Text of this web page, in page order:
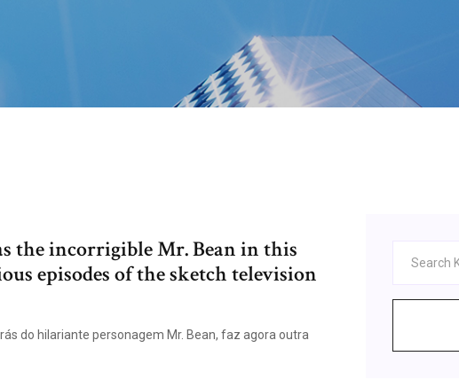
the incorrigible Mr. Bean in this
episodes of the sketch television
do hilariante personagem Mr. Bean, faz agora outra